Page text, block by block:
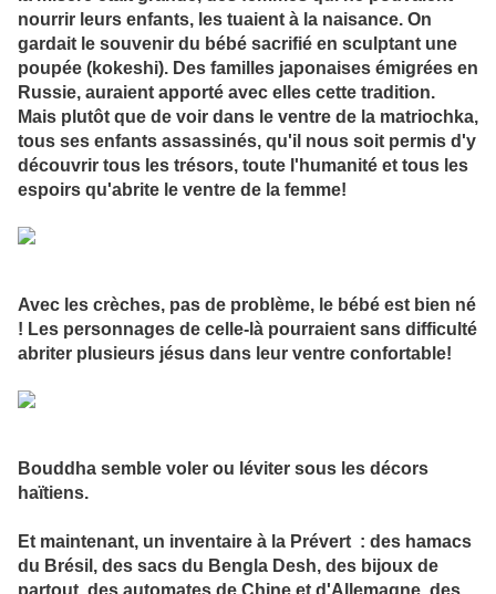
nourrir leurs enfants, les tuaient à la naisance. On
gardait le souvenir du bébé sacrifié en sculptant une
poupée (kokeshi). Des familles japonaises émigrées en
Russie, auraient apporté avec elles cette tradition.
Mais plutôt que de voir dans le ventre de la matriochka,
tous ses enfants assassinés, qu'il nous soit permis d'y
découvrir tous les trésors, toute l'humanité et tous les
espoirs qu'abrite le ventre de la femme!
Avec les crèches, pas de problème, le bébé est bien né
! Les personnages de celle-là pourraient sans difficulté
abriter plusieurs jésus dans leur ventre confortable!
Bouddha semble voler ou léviter sous les décors
haïtiens.
Et maintenant, un inventaire à la Prévert : des hamacs
du Brésil, des sacs du Bengla Desh, des bijoux de